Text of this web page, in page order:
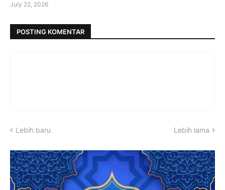
July 22, 2026
POSTING KOMENTAR
Lebih baru Lebih lama